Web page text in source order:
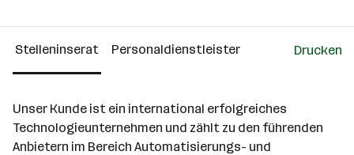
Über das Unternehmen
Wien
Stelleninserat Personaldienstleister Drucken
Unser Kunde ist ein international erfolgreiches
Technologieunternehmen und zählt zu den führenden
Anbietern im Bereich Automatisierungs- und